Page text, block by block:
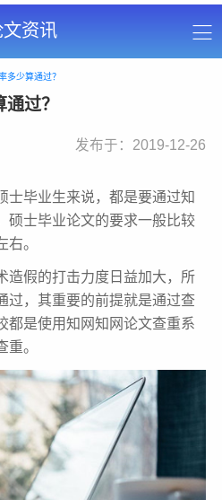
文资讯
多少算通过？
过？
发布于：2019-12-26
士毕业生来说，都是要通过知
硕士毕业论文的要求一般比较
右。
造假的打击力度日益加大，所
过，其重要的前提就是通过查
都是使用知网知网论文查重系
。